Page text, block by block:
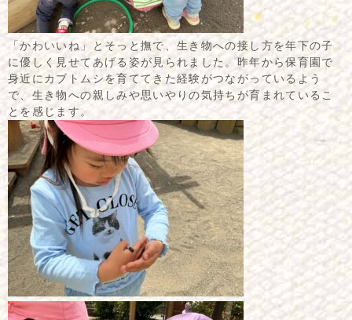
「かわいいね」とそっと撫で、生き物への接し方を年下の子
に優しく見せてあげる姿が見られました。昨年から保育園で
身近にカブトムシを育ててきた経験がつながっているよう
で、生き物への親しみや思いやりの気持ちが育まれているこ
とを感じます。